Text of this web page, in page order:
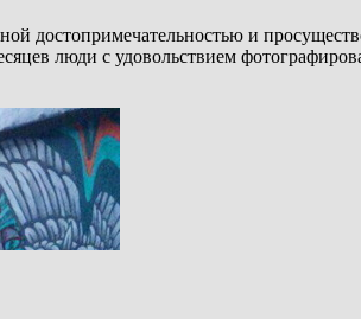
достопримечательностью и
люди с удовольствием